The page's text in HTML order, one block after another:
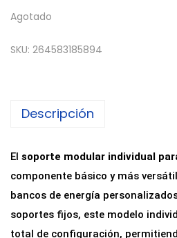
Agotado
SKU: 264583185894
Descripción
El soporte modular individual
componente básico y más
bancos de energía
soportes fijos, este modelo
total de configuración,